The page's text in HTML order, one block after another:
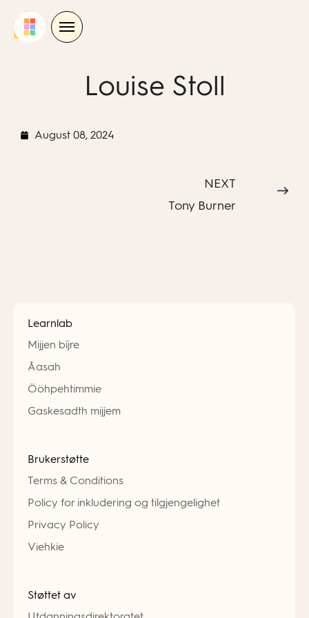
Louise Stoll
August 08, 2024
NEXT
Tony Burner
Learnlab
Mijjen bïjre
Åasah
Ööhpehtimmie
Gaskesadth mijjem
Brukerstøtte
Terms & Conditions
Policy for inkludering og tilgjengelighet
Privacy Policy
Viehkie
Støttet av